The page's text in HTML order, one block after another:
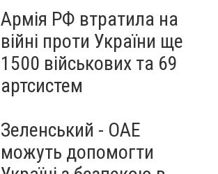
Армія РФ втратила на
війні проти України ще
1500 військових та 69
артсистем
Зеленський - ОАЕ
можуть допомогти